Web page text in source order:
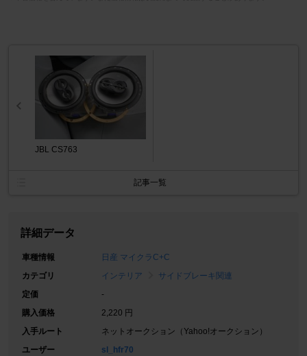
JBL CS763
記事一覧
詳細データ
車種情報
日産 マイクラC+C
カテゴリ
インテリア
サイドブレーキ関連
定価
-
購入価格
2,220 円
入手ルート
ネットオークション（Yahoo!オークション）
ユーザー
sl_hfr70